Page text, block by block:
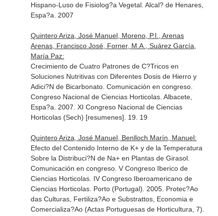
Hispano-Luso de Fisiolog?a Vegetal. Alcal? de Henares,
Espa?a. 2007
Quintero Ariza, José Manuel, Moreno, P.I., Arenas
Arenas, Francisco José, Forner, M.A., Suárez García,
María Paz:
Crecimiento de Cuatro Patrones de C?Tricos en
Soluciones Nutritivas con Diferentes Dosis de Hierro y
Adici?N de Bicarbonato. Comunicación en congreso.
Congreso Nacional de Ciencias Horticolas. Albacete,
Espa?a. 2007. XI Congreso Nacional de Ciencias
Horticolas (Sech) [resumenes]. 19. 19
Quintero Ariza, José Manuel, Benlloch Marín, Manuel:
Efecto del Contenido Interno de K+ y de la Temperatura
Sobre la Distribuci?N de Na+ en Plantas de Girasol.
Comunicación en congreso. V Congreso Iberico de
Ciencias Horticolas. IV Congreso Iberoamericano de
Ciencias Horticolas. Porto (Portugal). 2005. Protec?Ao
das Culturas, Fertiliza?Ao e Substrattos, Economia e
Comercializa?Ao (Actas Portuguesas de Horticultura, 7).